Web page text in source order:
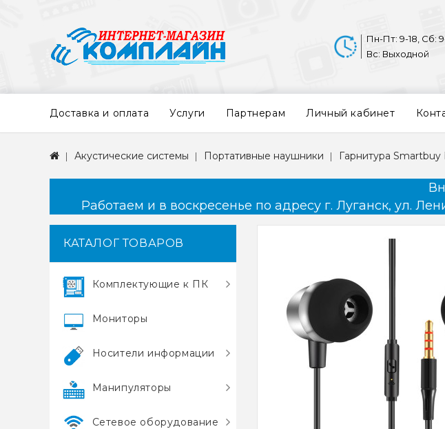
Пн-Пт: 9-18, Сб:
Вс: Выходной
Доставка и оплата Услуги Партнерам Личный кабинет
Акустические системы Портативные наушники Гарнитура
Работаем и в воскресенье по адресу г. Луганск, ул.
КАТАЛОГ ТОВАРОВ
Комплектующие к ПК
Мониторы
Носители информации
Манипуляторы
Сетевое оборудование